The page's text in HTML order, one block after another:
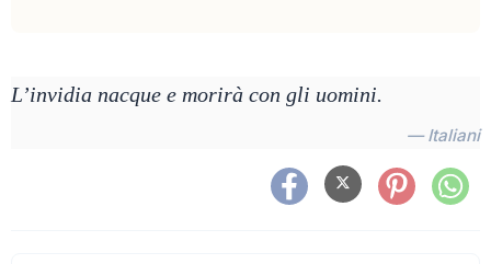
L’invidia nacque e morirà con gli uomini.
— Italiani